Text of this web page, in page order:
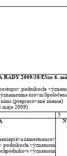
RADY 2009/38/ESzo 6.
v podnikochs
na úrovni
(prepracované znenie)
2009)
3
právazamestnancov
podnikochs významom
podnikovs významom
N